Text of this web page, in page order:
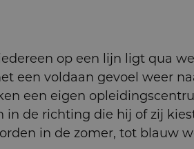
op een lijn ligt qua
een voldaan gevoel weer
een eigen
de richting die hij of zij
in de zomer, tot blauw